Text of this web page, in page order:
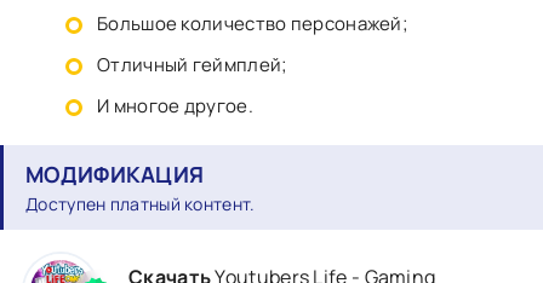
Большое количество персонажей;
Отличный геймплей;
И многое другое.
МОДИФИКАЦИЯ
Доступен платный контент.
СкачатьYoutubers Life - Gaming